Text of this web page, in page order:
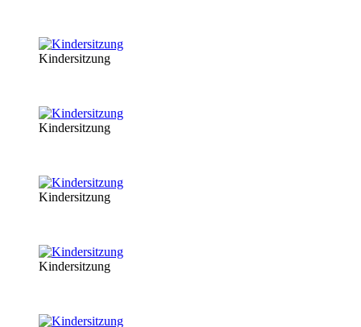
Kindersitzung
Kindersitzung
Kindersitzung
Kindersitzung